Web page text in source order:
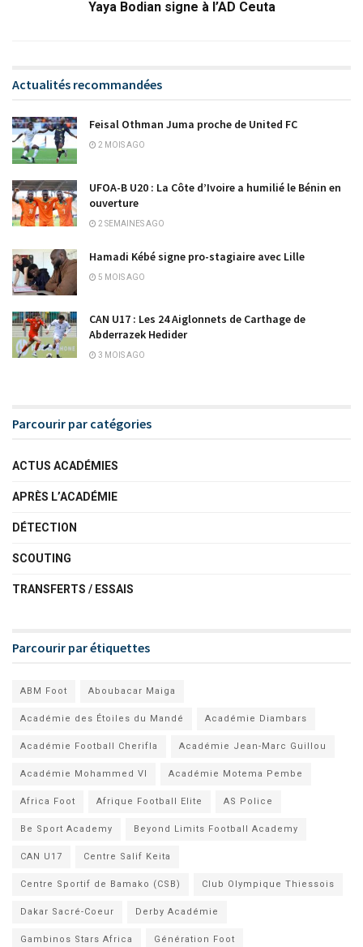
Yaya Bodian signe à l’AD Ceuta
Actualités recommandées
Feisal Othman Juma proche de United FC
2 MOIS AGO
UFOA-B U20 : La Côte d’Ivoire a humilié le Bénin en
ouverture
2 SEMAINES AGO
Hamadi Kébé signe pro-stagiaire avec Lille
5 MOIS AGO
CAN U17 : Les 24 Aiglonnets de Carthage de
Abderrazek Hedider
3 MOIS AGO
Parcourir par catégories
ACTUS ACADÉMIES
APRÈS L’ACADÉMIE
DÉTECTION
SCOUTING
TRANSFERTS / ESSAIS
Parcourir par étiquettes
ABM Foot Aboubacar Maiga
Académie des Étoiles du Mandé Académie Diambars
Académie Football Cherifla Académie Jean-Marc Guillou
Académie Mohammed VI Académie Motema Pembe
Africa Foot Afrique Football Elite AS Police
Be Sport Academy Beyond Limits Football Academy
CAN U17 Centre Salif Keita
Centre Sportif de Bamako (CSB) Club Olympique Thiessois
Dakar Sacré-Coeur Derby Académie
Gambinos Stars Africa Génération Foot